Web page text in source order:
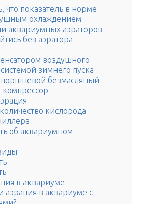
что показатель в норме
охлаждением
аквариумных аэраторов
без аэратора
воздушного
зимнего пуска
поршневой безмасляный
кислорода
об аквариумном
в аквариуме
аэрация в аквариуме с